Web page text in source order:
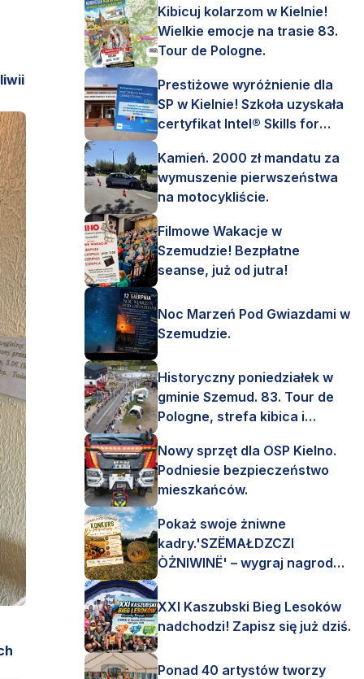
Kibicuj kolarzom w Kielnie!
Wielkie emocje na trasie 83.
Tour de Pologne.
Prestiżowe wyróżnienie dla
SP w Kielnie! Szkoła uzyskała
certyfikat Intel® Skills for
Kamień. 2000 zł mandatu za
wymuszenie pierwszeństwa
na motocykliście.
Filmowe Wakacje w
Szemudzie! Bezpłatne
seanse, już od jutra!
Noc Marzeń Pod Gwiazdami w
Szemudzie.
Historyczny poniedziałek w
gminie Szemud. 83. Tour de
Pologne, strefa kibica i
Nowy sprzęt dla OSP Kielno.
Podniesie bezpieczeństwo
mieszkańców.
Pokaż swoje żniwne
kadry.'SZËMAŁDZCZI
ÒŻNIWINË' – wygraj nagrody
XXI Kaszubski Bieg Lesoków
nadchodzi! Zapisz się już dziś.
Ponad 40 artystów tworzy